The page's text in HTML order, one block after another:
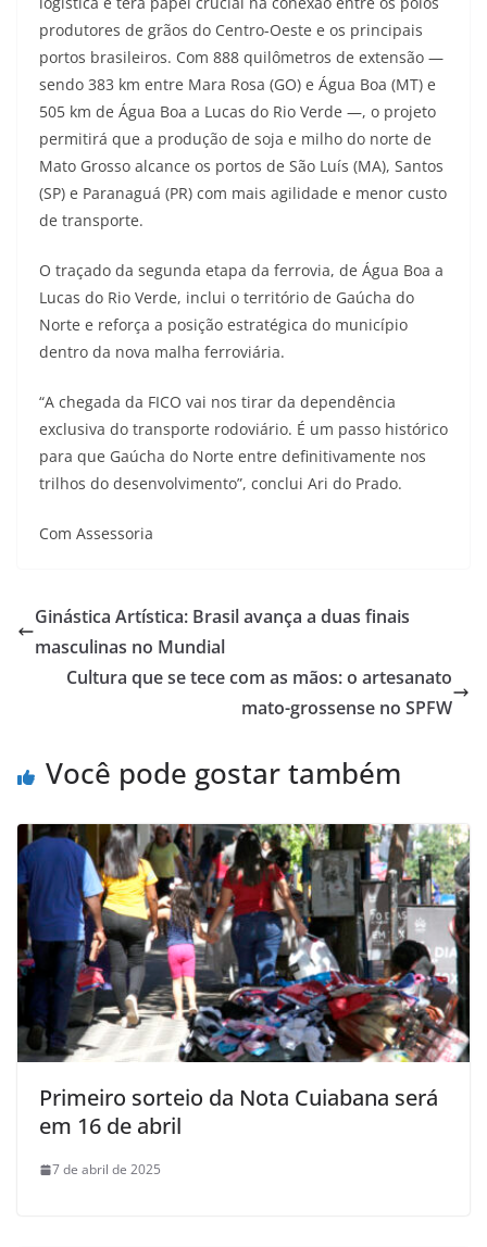
produtores de grãos do Centro-Oeste e os principais
portos brasileiros. Com 888 quilômetros de extensão —
sendo 383 km entre Mara Rosa (GO) e Água Boa (MT) e
505 km de Água Boa a Lucas do Rio Verde —, o projeto
permitirá que a produção de soja e milho do norte de
Mato Grosso alcance os portos de São Luís (MA), Santos
(SP) e Paranaguá (PR) com mais agilidade e menor custo
de transporte.
O traçado da segunda etapa da ferrovia, de Água Boa a
Lucas do Rio Verde, inclui o território de Gaúcha do
Norte e reforça a posição estratégica do município
dentro da nova malha ferroviária.
“A chegada da FICO vai nos tirar da dependência
exclusiva do transporte rodoviário. É um passo histórico
para que Gaúcha do Norte entre definitivamente nos
trilhos do desenvolvimento”, conclui Ari do Prado.
Com Assessoria
Ginástica Artística: Brasil avança a duas finais
masculinas no Mundial
Cultura que se tece com as mãos: o artesanato
mato-grossense no SPFW
Você pode gostar também
Primeiro sorteio da Nota Cuiabana será
em 16 de abril
7 de abril de 2025